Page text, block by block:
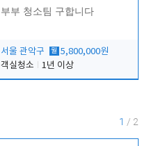
부부 청소팀 구합니다
서울 관악구 월 5,800,000원
객실청소
1년 이상
1 / 2